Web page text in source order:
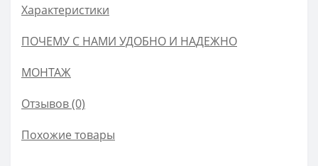
Характеристики
ПОЧЕМУ С НАМИ УДОБНО И НАДЕЖНО
МОНТАЖ
Отзывов (0)
Похожие товары